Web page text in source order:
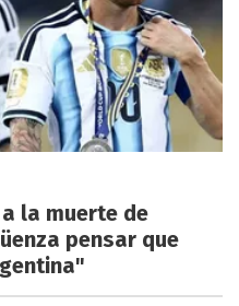
la muerte de
pensar que